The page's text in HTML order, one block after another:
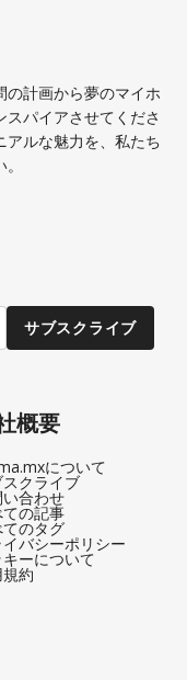
の計画から夢のマイホ
パイアさせてくださ
アルな魅力を、私たち
サブスクライブ
概要
について
クライブ
い合わせ
の記事
のタグ
イバシーポリシー
キーについて
約